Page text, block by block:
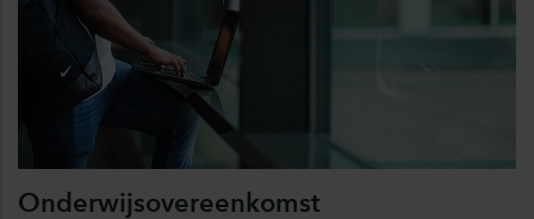
Onderwijsovereenkomst